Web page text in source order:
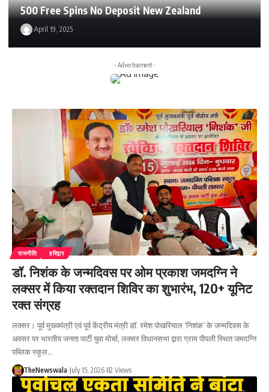
500 Free Spins No Deposit New Zealand
April 19, 2025
- Advertisement -
राजनीति हरिद्वार
डॉ. निशंक के जन्मदिवस पर ओम प्रकाश जमदग्नि ने
लक्सर में किया रक्तदान शिविर का शुभारंभ, 120+ यूनिट
रक्त संग्रह
लक्सर। पूर्व मुख्यमंत्री एवं पूर्व केंद्रीय मंत्री डॉ. रमेश पोखरियाल ‘निशंक’ के जन्मदिवस के
अवसर पर भारतीय जनता पार्टी युवा मोर्चा, लक्सर विधानसभा द्वारा ग्राम पीपली स्थित जमदग्नि
पब्लिक स्कूल…
TheNewswala July 15, 2026 82 Views